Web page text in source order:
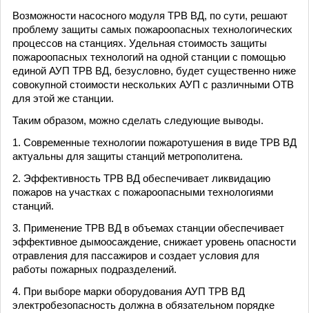
Возможности насосного модуля ТРВ ВД, по сути, решают
проблему защиты самых пожароопасных технологических
процессов на станциях. Удельная стоимость защиты
пожароопасных технологий на одной станции с помощью
единой АУП ТРВ ВД, безусловно, будет существенно ниже
совокупной стоимости нескольких АУП с различными ОТВ
для этой же станции.
Таким образом, можно сделать следующие выводы.
1. Современные технологии пожаротушения в виде ТРВ ВД
актуальны для защиты станций метрополитена.
2. Эффективность ТРВ ВД обеспечивает ликвидацию
пожаров на участках с пожароопасными технологиями
станций.
3. Применение ТРВ ВД в объемах станции обеспечивает
эффективное дымоосаждение, снижает уровень опасности
отравления для пассажиров и создает условия для
работы пожарных подразделений.
4. При выборе марки оборудования АУП ТРВ ВД
электробезопасность должна в обязательном порядке